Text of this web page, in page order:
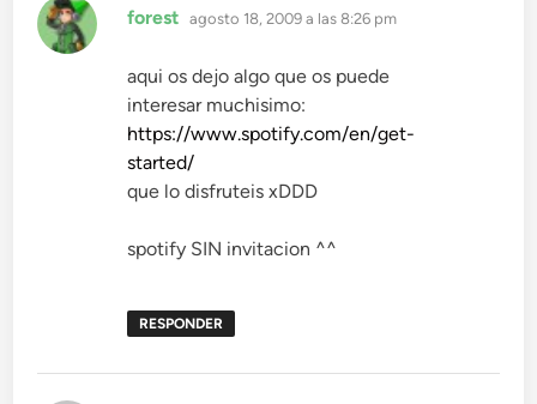
forest dice:
agosto 18, 2009 a las 8:26 pm
aqui os dejo algo que os puede
interesar muchisimo:
https://www.spotify.com/en/get-
started/
que lo disfruteis xDDD
spotify SIN invitacion ^^
RESPONDER